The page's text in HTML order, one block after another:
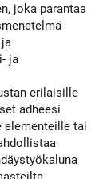
joka parantaa
ja
erilaisille
adheesi
elementeille tai